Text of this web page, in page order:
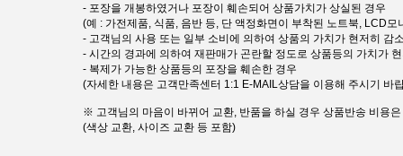
- 포장을 개봉하였거나 포장이 훼손되어 상품가치가 상실된 경우
(예 : 가전제품, 식품, 음반 등, 단 액정화면이 부착된 노트북, LCD
- 고객님의 사용 또는 일부 소비에 의하여 상품의 가치가 현저히
- 시간의 경과에 의하여 재판매가 곤란할 정도로 상품등의 가치가
- 복제가 가능한 상품등의 포장을 훼손한 경우
(자세한 내용은 고객만족센터 1:1 E-MAIL상담을 이용해 주시기 바
※ 고객님의 마음이 바뀌어 교환, 반품을 하실 경우 상품반송 비용
(색상 교환, 사이즈 교환 등 포함)